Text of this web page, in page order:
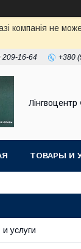
компанія не
209-16-64 +380
ТОВАРЫ И
услуги